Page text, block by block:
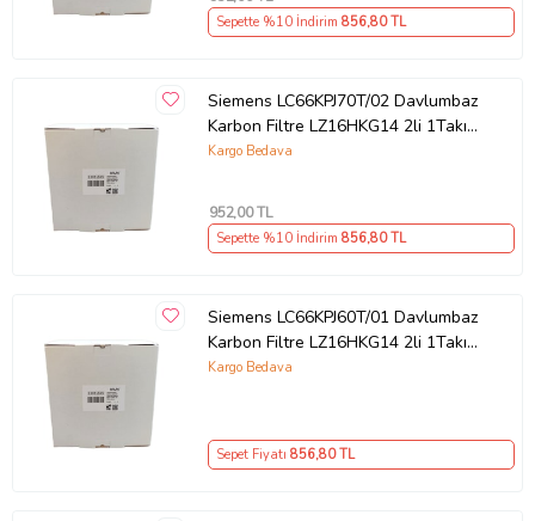
Sepette %10 İndirim 856,80 TL
Siemens LC66KPJ70T/02 Davlumbaz
Karbon Filtre LZ16HKG14 2li 1Takım
Bacasız Aspiratör Kömür Filtresi
Kargo Bedava
952,00 TL
Sepette %10 İndirim 856,80 TL
Siemens LC66KPJ60T/01 Davlumbaz
Karbon Filtre LZ16HKG14 2li 1Takım
Bacasız Aspiratör Kömür Filtresi
Kargo Bedava
Sepet Fiyatı 856,80 TL